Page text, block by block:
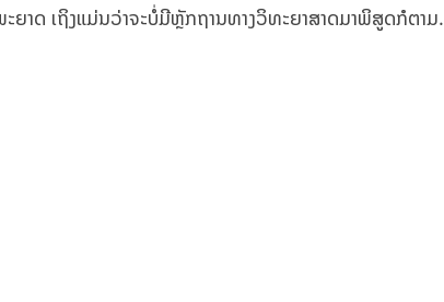
ຍາດ ເຖິງແມ່ນວ່າຈະບໍ່ມີຫຼັກຖານທາງວິທະຍາສາດມາພິສູດກໍຕາມ.